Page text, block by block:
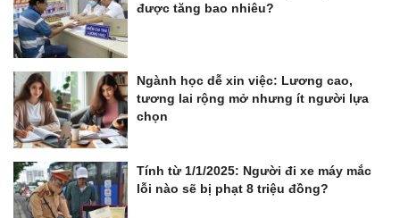
được tăng bao nhiêu?
Ngành học dễ xin việc: Lương cao,
tương lai rộng mở nhưng ít người lựa
chọn
Tính từ 1/1/2025: Người đi xe máy mắc
lỗi nào sẽ bị phạt 8 triệu đồng?